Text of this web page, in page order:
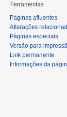
Ferramentas
Páginas afluentes
Alterações
Páginas especiais
Versão para
Link permanente
Informações da